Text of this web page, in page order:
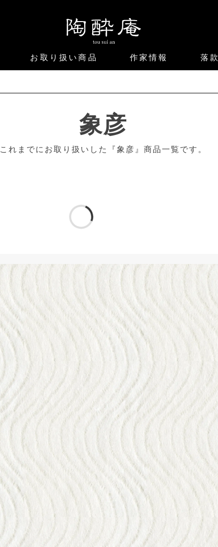
お取り扱い商品 作家情報 落款
象彦
これまでにお取り扱いした『象彦』商品一覧です。